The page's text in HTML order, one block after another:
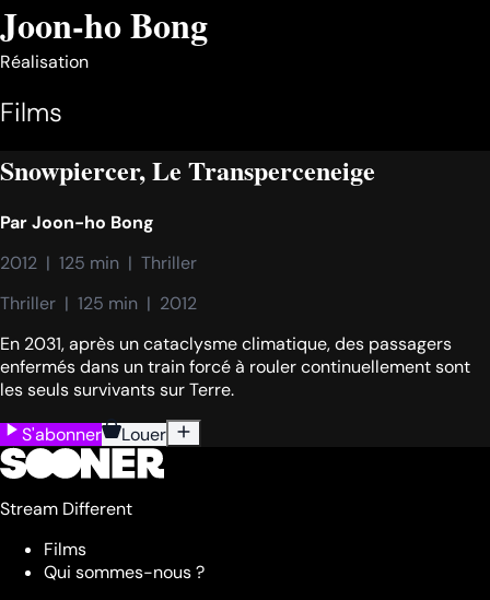
Joon-ho Bong
Réalisation
Films
Snowpiercer, Le Transperceneige
ParJoon-ho Bong
2012  |  125 min  |  Thriller
Thriller  |  125 min  |  2012
En 2031, après un cataclysme climatique, des passagers
enfermés dans un train forcé à rouler continuellement sont
les seuls survivants sur Terre.
S'abonner
Louer
Stream Different
Films
Qui sommes-nous ?